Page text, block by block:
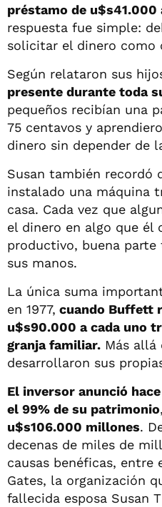
préstamo de u$s41.000
respuesta fue simple:
solicitar el dinero como
Según relataron sus
presente durante toda
pequeños recibían una
75 centavos y
dinero sin depender de
Susan también recordó
instalado una máquina
casa. Cada vez que
el dinero en algo que él
productivo, buena parte
sus manos.
La única suma
en 1977, cuando Buffett
u$s90.000 a cada uno
granja familiar. Más allá
desarrollaron sus
El inversor anunció
el 99% de su patrimonio
u$s106.000 millones.
decenas de miles de
causas benéficas, entre
Gates, la organización
fallecida esposa Susan